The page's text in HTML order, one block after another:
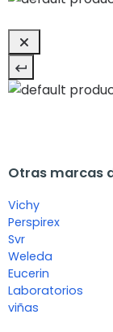
Otras marcas
Vichy
Perspirex
Svr
Weleda
Eucerin
Laboratorios
viñas